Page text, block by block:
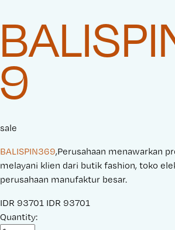
9
sale
BALISPIN369,Perusahaan menawarkan
melayani klien dari butik fashion, toko
perusahaan manufaktur besar.
S
a
IDR 93701 O
IDR 93701
Quantity: